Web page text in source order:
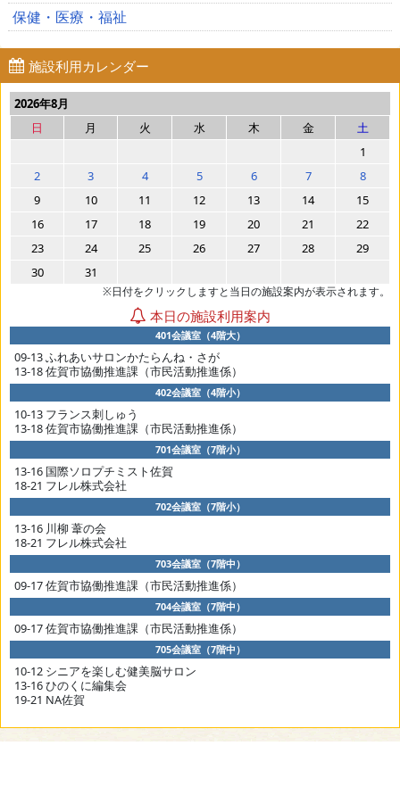
保健・医療・福祉
施設利用カレンダー
2026年8月
日
月 火 水 木 金
土
1
2
3 4 5 6 7
8
9
10 11 12 13 14
15
16
17 18 19 20 21
22
23
24 25 26 27 28
29
30
31
※日付をクリックしますと当日の施設案内が表示されます。
本日の施設利用案内
401会議室（4階大）
09-13 ふれあいサロンかたらんね・さが
13-18 佐賀市協働推進課（市民活動推進係）
402会議室（4階小）
10-13 フランス刺しゅう
13-18 佐賀市協働推進課（市民活動推進係）
701会議室（7階小）
13-16 国際ソロプチミスト佐賀
18-21 フレル株式会社
702会議室（7階小）
13-16 川柳 葦の会
18-21 フレル株式会社
703会議室（7階中）
09-17 佐賀市協働推進課（市民活動推進係）
704会議室（7階中）
09-17 佐賀市協働推進課（市民活動推進係）
705会議室（7階中）
10-12 シニアを楽しむ健美脳サロン
13-16 ひのくに編集会
19-21 NA佐賀